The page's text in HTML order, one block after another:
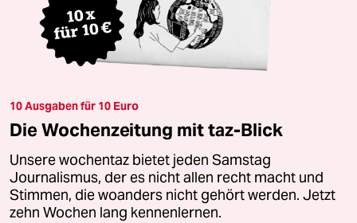
10 Ausgaben für 10 Euro
Die Wochenzeitung mit taz-Blick
Unsere wochentaz bietet jeden Samstag
Journalismus, der es nicht allen recht macht und
Stimmen, die woanders nicht gehört werden. Jetzt
zehn Wochen lang kennenlernen.